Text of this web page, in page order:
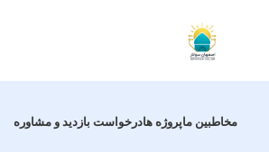
مخاطبین ماپروژه هادرخواست بازدید و مشاوره